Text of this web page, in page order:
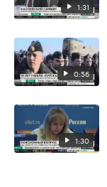
1:31
0:56
1:30